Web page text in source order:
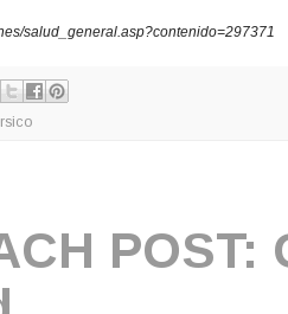
salud_general.asp?contenido=297371
POST: